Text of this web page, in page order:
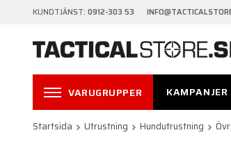
KUNDTJÄNST: 0912-303 53
VARUGRUPPER KAMPANJER
Startsida Utrustning Hundutrustning